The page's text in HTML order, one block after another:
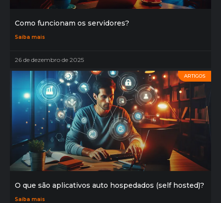
Como funcionam os servidores?
Saiba mais
26 de dezembro de 2025
ARTIGOS
O que são aplicativos auto hospedados (self hosted)?
Saiba mais